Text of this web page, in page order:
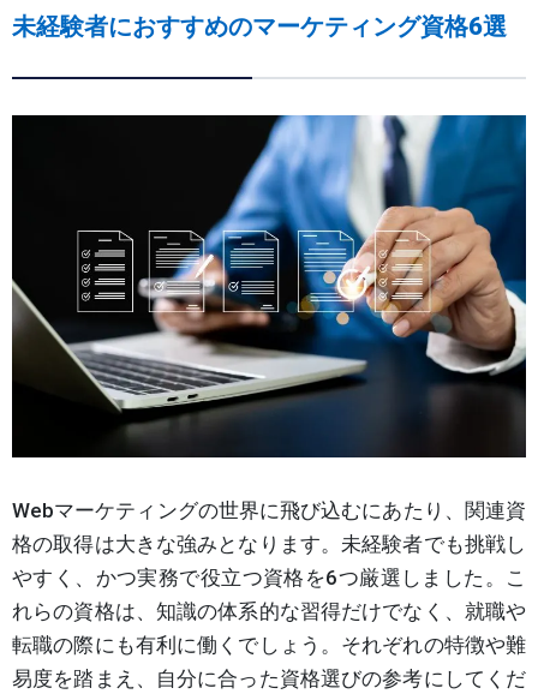
未経験者におすすめのマーケティング資格6選
Webマーケティングの世界に飛び込むにあたり、関連資
格の取得は大きな強みとなります。未経験者でも挑戦し
やすく、かつ実務で役立つ資格を6つ厳選しました。こ
れらの資格は、知識の体系的な習得だけでなく、就職や
転職の際にも有利に働くでしょう。それぞれの特徴や難
易度を踏まえ、自分に合った資格選びの参考にしてくだ